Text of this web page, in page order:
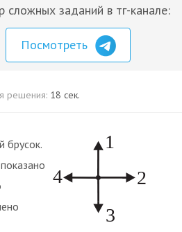
сложных заданий в тг-канале:
Посмотреть
решения: 18 сек.
брусок.